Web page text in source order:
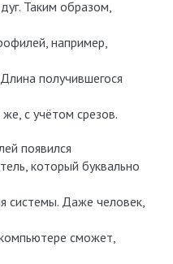
Таким образом,
например,
получившегося
с учётом срезов.
появился
который буквально
системы. Даже человек,
сможет,